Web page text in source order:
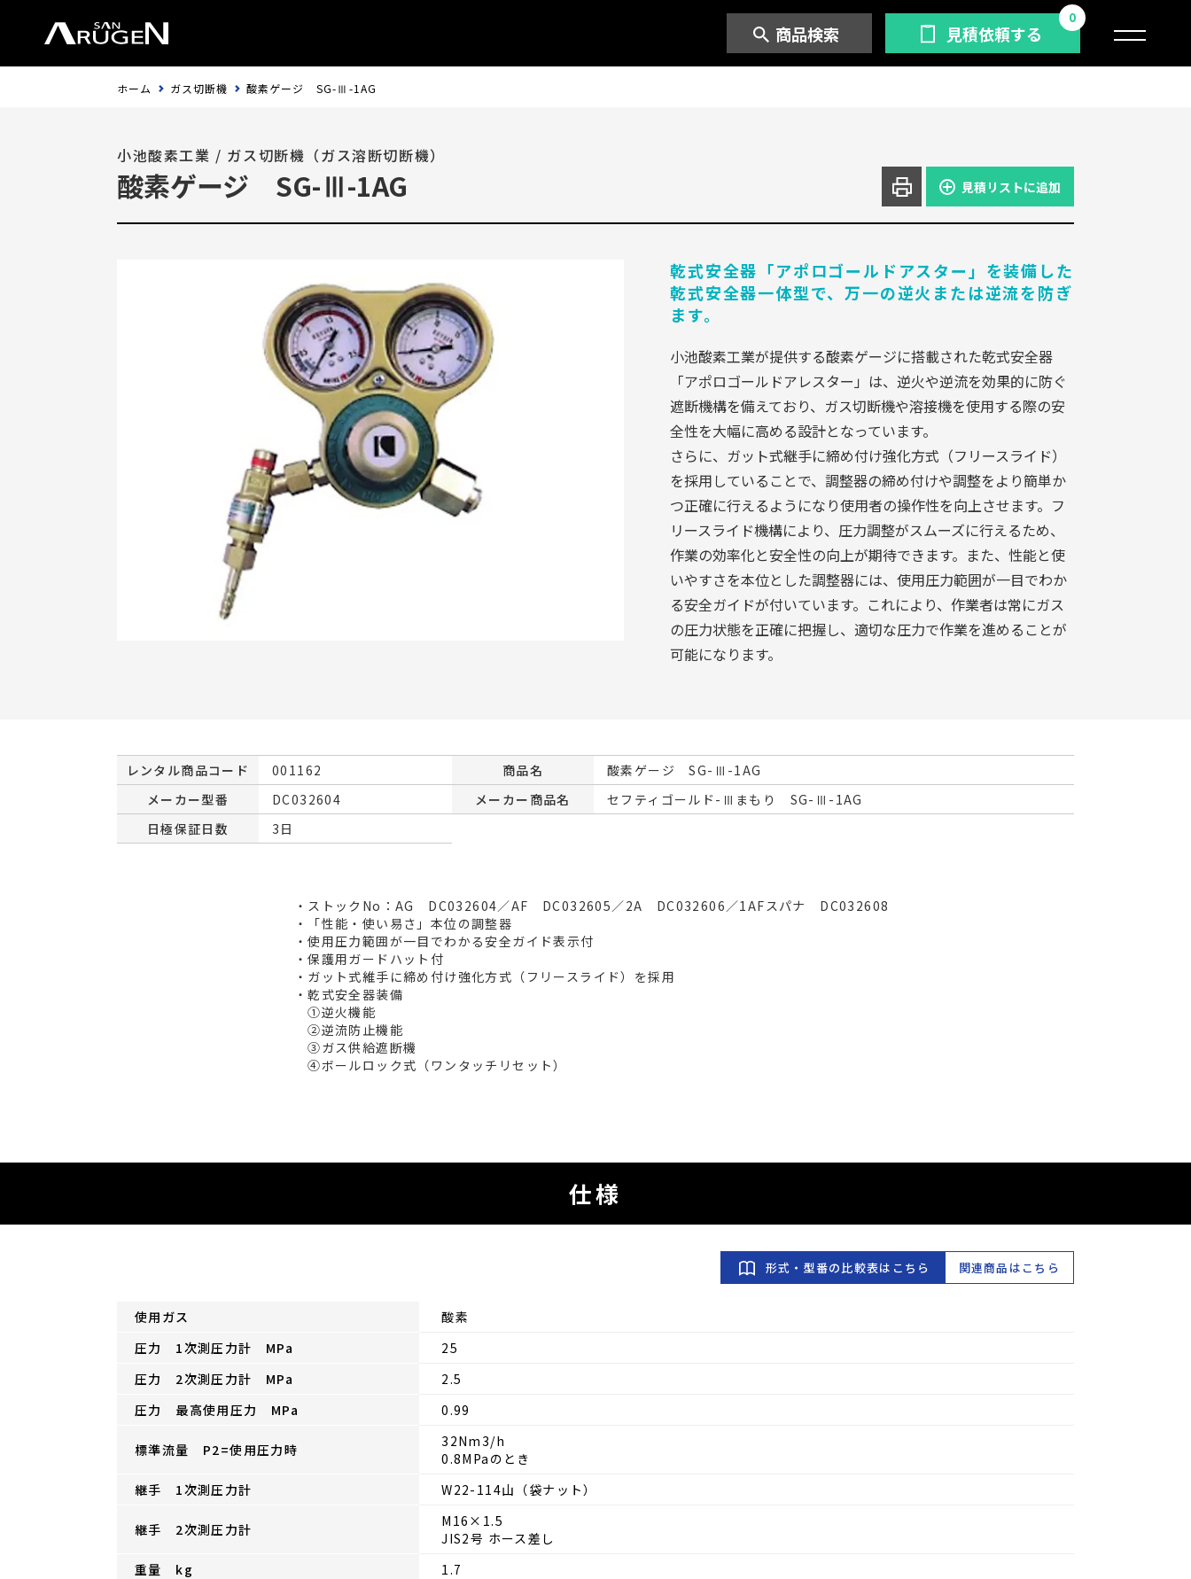
商品検索 見積依頼する
0
ホーム ガス切断機 酸素ゲージ SG-Ⅲ-1AG
小池酸素工業 / ガス切断機（ガス溶断切断機）
酸素ゲージ SG-Ⅲ-1AG 見積リストに追加
乾式安全器「アポロゴールドアスター」を装備した
乾式安全器一体型で、万一の逆火または逆流を防ぎ
ます。
小池酸素工業が提供する酸素ゲージに搭載された乾式安全器
「アポロゴールドアレスター」は、逆火や逆流を効果的に防ぐ
遮断機構を備えており、ガス切断機や溶接機を使用する際の安
全性を大幅に高める設計となっています。
さらに、ガット式継手に締め付け強化方式（フリースライド）
を採用していることで、調整器の締め付けや調整をより簡単か
つ正確に行えるようになり使用者の操作性を向上させます。フ
リースライド機構により、圧力調整がスムーズに行えるため、
作業の効率化と安全性の向上が期待できます。また、性能と使
いやすさを本位とした調整器には、使用圧力範囲が一目でわか
る安全ガイドが付いています。これにより、作業者は常にガス
の圧力状態を正確に把握し、適切な圧力で作業を進めることが
可能になります。
レンタル商品コード 001162 商品名
酸素ゲージ SG-Ⅲ-1AG
メーカー型番
DC032604 メーカー商品名
セフティゴールド-Ⅲまもり SG-Ⅲ-1AG
日極保証日数
3日
・ストックNo：AG DC032604／AF DC032605／2A DC032606／1AFスパナ DC032608
・「性能・使い易さ」本位の調整器
・使用圧力範囲が一目でわかる安全ガイド表示付
・保護用ガードハット付
・ガット式維手に締め付け強化方式（フリースライド）を採用
・乾式安全器装備
①逆火機能
②逆流防止機能
③ガス供給遮断機
④ボールロック式（ワンタッチリセット）
仕様
形式・型番の比較表はこちら 関連商品はこちら
使用ガス
酸素
圧力 1次測圧力計 MPa
25
圧力 2次測圧力計 MPa
2.5
圧力 最高使用圧力 MPa
0.99
標準流量 P2=使用圧力時
32Nm3/h
0.8MPaのとき
継手 1次測圧力計
W22-114山（袋ナット）
継手 2次測圧力計
M16×1.5
JIS2号 ホース差し
重量 kg
1.7